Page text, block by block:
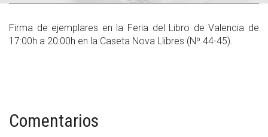
Firma de ejemplares en la Feria del Libro de Valencia de
17:00h a 20:00h en la Caseta Nova Llibres (Nº 44-45).
Comentarios